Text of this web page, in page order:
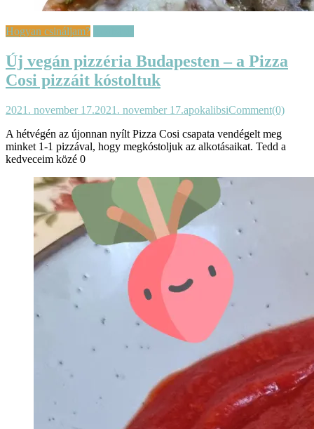
Hogyan csináljam?
Új vegán pizzéria Budapesten – a Pizza
Cosi pizzáit kóstoltuk
2021. november 17.2021. november 17.apokalibsiComment(0)
A hétvégén az újonnan nyílt Pizza Cosi csapata vendégelt meg
minket 1-1 pizzával, hogy megkóstoljuk az alkotásaikat. Tedd a
kedveceim közé 0